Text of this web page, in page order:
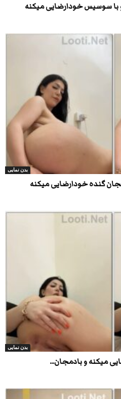
سوسیس خودارضایی میکنه
بدن نمایی
گنده خودارضایی میکنه
بدن نمایی
میکنه و بادمجان...